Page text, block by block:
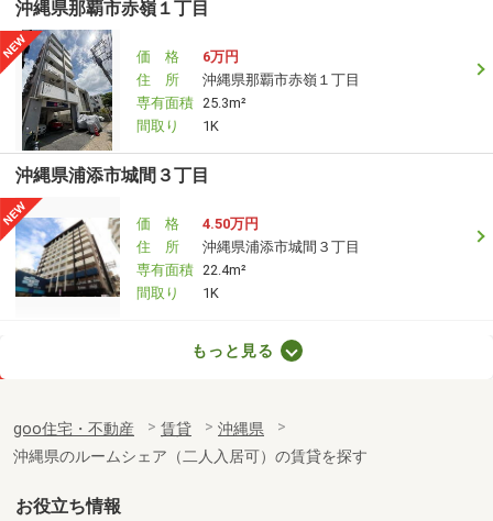
沖縄県那覇市赤嶺１丁目
価 格
6万円
住 所
沖縄県那覇市赤嶺１丁目
専有面積 25.3m²
間取り
1K
沖縄県浦添市城間３丁目
価 格
4.50万円
住 所
沖縄県浦添市城間３丁目
専有面積 22.4m²
間取り
1K
沖縄県那覇市古島２丁目
専有面積
48.54m²
間取り
2LDK
沖縄県沖縄市室川１丁目
もっと見る
goo住宅・不動産 賃貸
沖縄県
沖縄県のルームシェア（二人入居可）の賃貸を探す
お役立ち情報